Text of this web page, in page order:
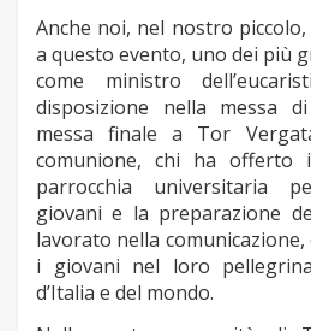
Anche noi, nel nostro
a questo evento, uno dei più
come ministro
disposizione nella messa
messa finale a Tor
comunione, chi ha offerto
parrocchia universitaria
giovani e la preparazione
lavorato nella
i giovani nel loro
d’Italia e del mondo.